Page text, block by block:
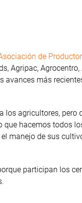
de
Agripac, Agrocentro,
avances más
los agricultores, pero
que hacemos todos
manejo de sus
participan los